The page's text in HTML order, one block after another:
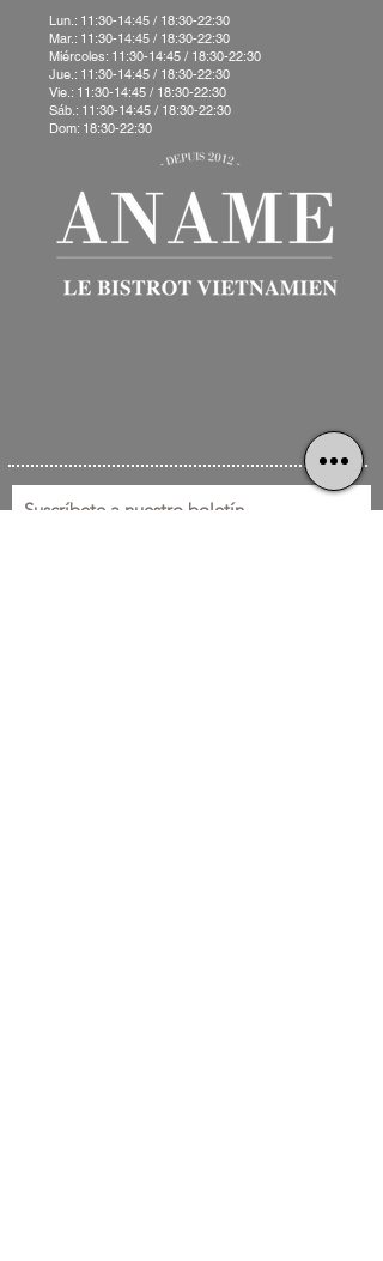
Lun.: 11:30-14:45 / 18:30-22:30
Mar.: 11:30-14:45 / 18:30-22:30
Miércoles: 11:30-14:45 / 18:30-22:30
Jue.: 11:30-14:45 / 18:30-22:30
Vie.: 11:30-14:45 / 18:30-22:30
Sáb.: 11:30-14:45 / 18:30-22:30
Dom: 18:30-22:30
Suscríbete a nuestro boletín